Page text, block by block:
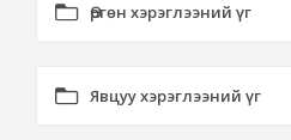
Өргөн хэрэглээний үг
Явцуу хэрэглээний үг